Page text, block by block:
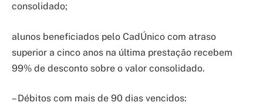
consolidado;
alunos beneficiados pelo CadÚnico com atraso
superior a cinco anos na última prestação recebem
99% de desconto sobre o valor consolidado.
– Débitos com mais de 90 dias vencidos: